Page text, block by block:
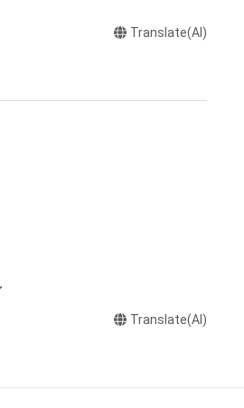
Translate(AI)
Translate(AI)